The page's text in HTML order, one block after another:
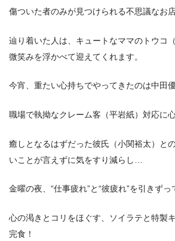
ドラマ『スナックキズツキ』の次回
傷ついた者のみが見つけられる不思議なお店
辿り着いた人は、キュートなママのトウコ
微笑みを浮かべて迎えてくれます。
今宵、重たい心持ちでやってきたのは中田
職場で執拗なクレーム客（平岩紙）対応に
癒しとなるはずだった彼氏（小関裕太）と
いことが言えずに気をすり減らし…
金曜の夜、“仕事疲れ”と“彼疲れ”を引きずっ
心の渇きとコリをほぐす、ソイラテと特製
完食！